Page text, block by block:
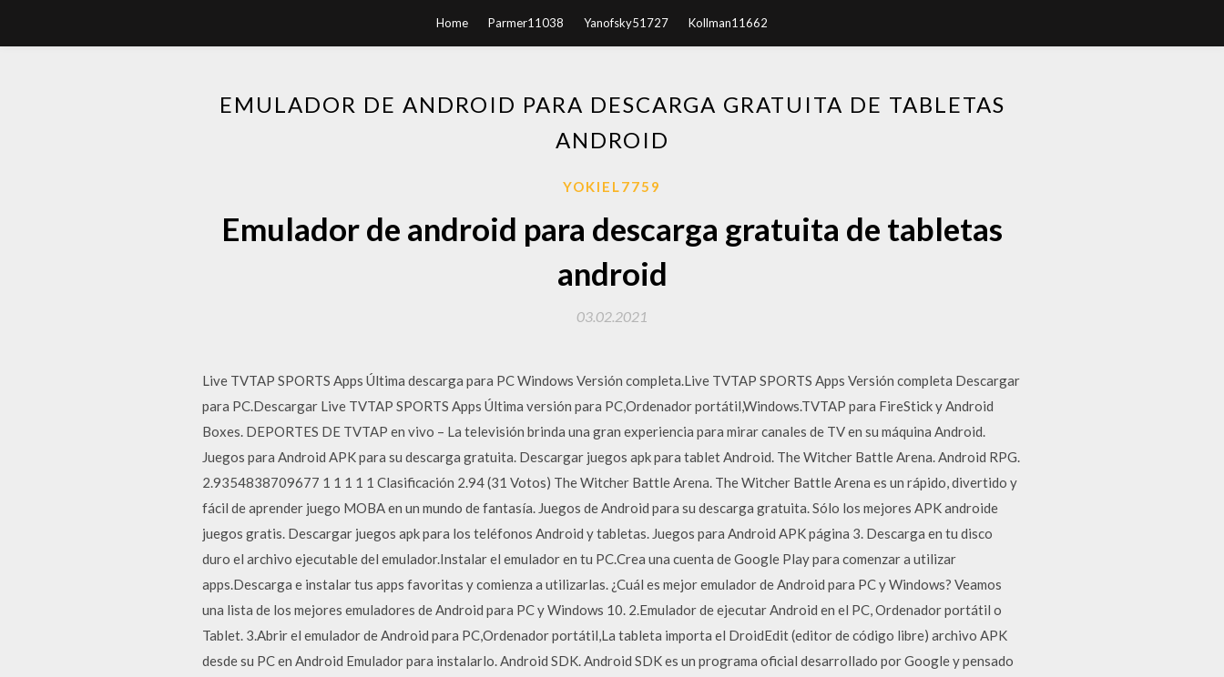
Home Parmer11038 Yanofsky51727 Kollman11662
EMULADOR DE ANDROID PARA DESCARGA GRATUITA DE TABLETAS
ANDROID
YOKIEL7759
Emulador de android para descarga gratuita de tabletas
android
03.02.2021
Live TVTAP SPORTS Apps Última descarga para PC Windows Versión completa.Live TVTAP SPORTS Apps Versión completa Descargar
para PC.Descargar Live TVTAP SPORTS Apps Última versión para PC,Ordenador portátil,Windows.TVTAP para FireStick y Android
Boxes. DEPORTES DE TVTAP en vivo – La televisión brinda una gran experiencia para mirar canales de TV en su máquina Android.
Juegos para Android APK para su descarga gratuita. Descargar juegos apk para tablet Android. The Witcher Battle Arena. Android RPG.
2.9354838709677 1 1 1 1 1 Clasificación 2.94 (31 Votos) The Witcher Battle Arena. The Witcher Battle Arena es un rápido, divertido y
fácil de aprender juego MOBA en un mundo de fantasía. Juegos de Android para su descarga gratuita. Sólo los mejores APK androide
juegos gratis. Descargar juegos apk para los teléfonos Android y tabletas. Juegos para Android APK página 3. Descarga en tu disco
duro el archivo ejecutable del emulador.Instalar el emulador en tu PC.Crea una cuenta de Google Play para comenzar a utilizar
apps.Descarga e instalar tus apps favoritas y comienza a utilizarlas. ¿Cuál es mejor emulador de Android para PC y Windows? Veamos
una lista de los mejores emuladores de Android para PC y Windows 10. 2.Emulador de ejecutar Android en el PC, Ordenador portátil o
Tablet. 3.Abrir el emulador de Android para PC,Ordenador portátil,La tableta importa el DroidEdit (editor de código libre) archivo APK
desde su PC en Android Emulador para instalarlo. Android SDK. Android SDK es un programa oficial desarrollado por Google y pensado